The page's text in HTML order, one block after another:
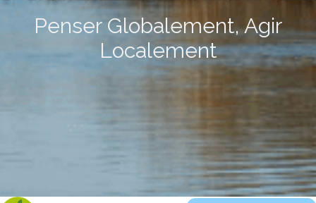
Penser Globalement, Agir
Localement